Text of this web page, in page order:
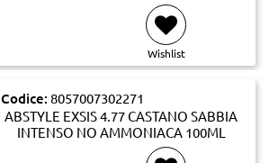
Wishlist
Codice: 8057007302271
ABSTYLE EXSIS 4.77 CASTANO SABBIA
INTENSO NO AMMONIACA 100ML